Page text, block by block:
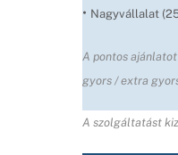
• Nagyvállalat
A pontos
gyors / extra
A szolgáltatást